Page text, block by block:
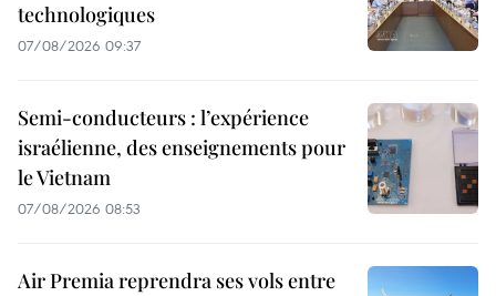
technologiques
07/08/2026 09:37
Semi-conducteurs : l’expérience
israélienne, des enseignements pour
le Vietnam
07/08/2026 08:53
Air Premia reprendra ses vols entre